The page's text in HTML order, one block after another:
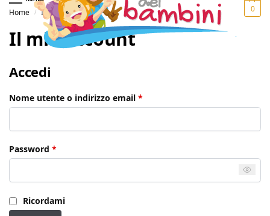
0
Home / Il mio account
Il mio account
Accedi
Nome utente o indirizzo email *
Password *
Ricordami